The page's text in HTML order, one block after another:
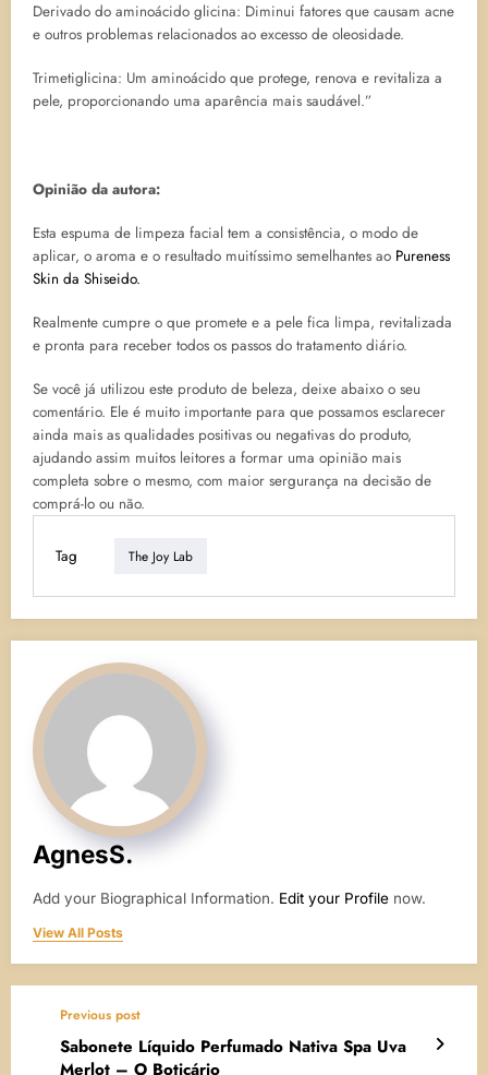
Derivado do aminoácido glicina: Diminui fatores que causam acne
e outros problemas relacionados ao excesso de oleosidade.
Trimetiglicina: Um aminoácido que protege, renova e revitaliza a
pele, proporcionando uma aparência mais saudável.”
Opinião da autora:
Esta espuma de limpeza facial tem a consistência, o modo de
aplicar, o aroma e o resultado muitíssimo semelhantes ao Pureness
Skin da Shiseido.
Realmente cumpre o que promete e a pele fica limpa, revitalizada
e pronta para receber todos os passos do tratamento diário.
Se você já utilizou este produto de beleza, deixe abaixo o seu
comentário. Ele é muito importante para que possamos esclarecer
ainda mais as qualidades positivas ou negativas do produto,
ajudando assim muitos leitores a formar uma opinião mais
completa sobre o mesmo, com maior sergurança na decisão de
comprá-lo ou não.
Tag The Joy Lab
AgnesS.
Add your Biographical Information. Edit your Profile now.
View All Posts
Previous post
Sabonete Líquido Perfumado Nativa Spa Uva
Merlot – O Boticário